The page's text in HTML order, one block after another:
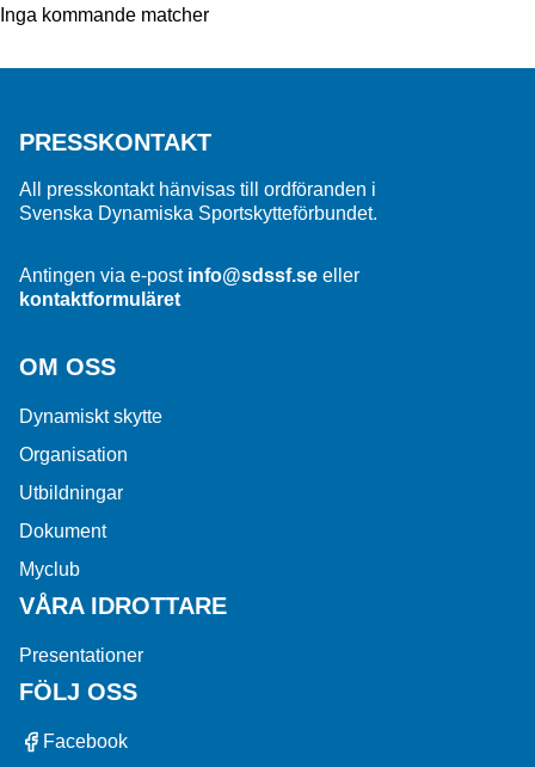
Inga kommande matcher
PRESSKONTAKT
All presskontakt hänvisas till ordföranden i
Svenska Dynamiska Sportskytteförbundet.
Antingen via e-post info@sdssf.se eller
kontaktformuläret
OM OSS
Dynamiskt skytte
Organisation
Utbildningar
Dokument
Myclub
VÅRA IDROTTARE
Presentationer
FÖLJ OSS
Facebook